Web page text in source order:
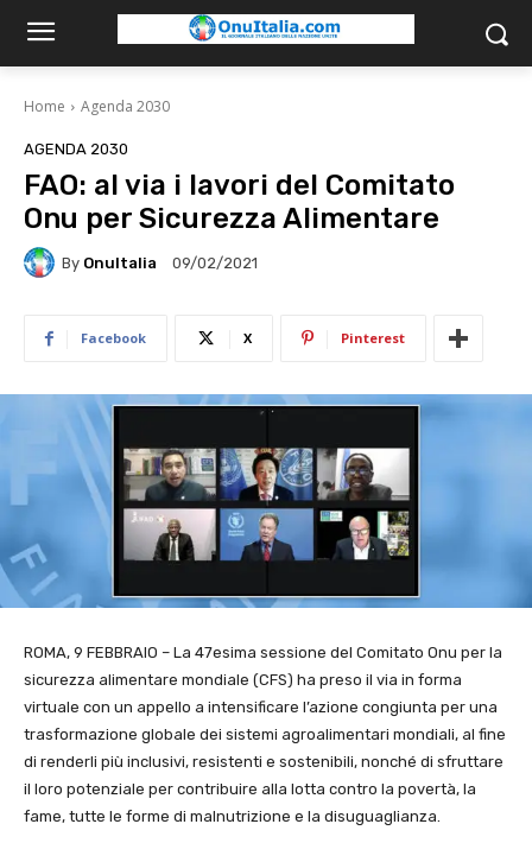
Home Agenda 2030
AGENDA 2030
FAO: al via i lavori del Comitato
Onu per Sicurezza Alimentare
By OnuItalia 09/02/2021
Facebook X Pinterest
ROMA, 9 FEBBRAIO – La 47esima sessione del Comitato Onu per la
sicurezza alimentare mondiale (CFS) ha preso il via in forma
virtuale con un appello a intensificare l’azione congiunta per una
trasformazione globale dei sistemi agroalimentari mondiali, al fine
di renderli più inclusivi, resistenti e sostenibili, nonché di sfruttare
il loro potenziale per contribuire alla lotta contro la povertà, la
fame, tutte le forme di malnutrizione e la disuguaglianza.